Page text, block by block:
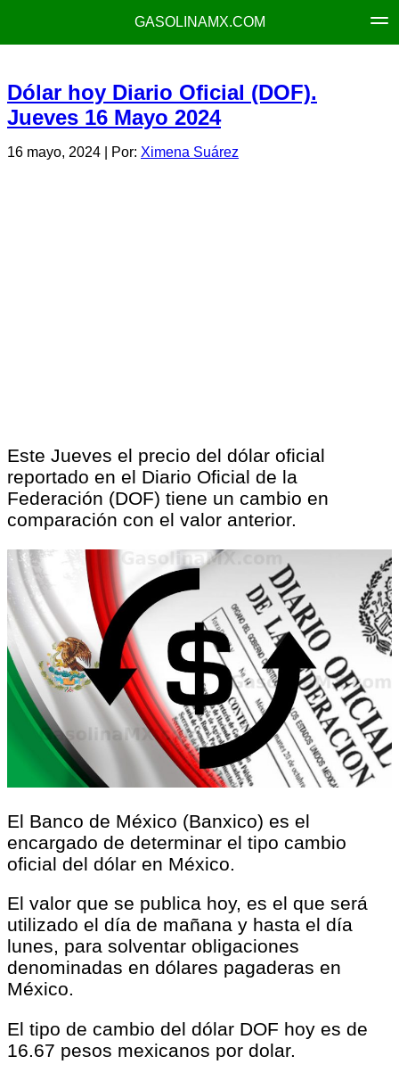
GASOLINAMX.COM
Dólar hoy Diario Oficial (DOF).
Jueves 16 Mayo 2024
16 mayo, 2024 | Por: Ximena Suárez
Este Jueves el precio del dólar oficial
reportado en el Diario Oficial de la
Federación (DOF) tiene un cambio en
comparación con el valor anterior.
El Banco de México (Banxico) es el
encargado de determinar el tipo cambio
oficial del dólar en México.
El valor que se publica hoy, es el que será
utilizado el día de mañana y hasta el día
lunes, para solventar obligaciones
denominadas en dólares pagaderas en
México.
El tipo de cambio del dólar DOF hoy es de
16.67 pesos mexicanos por dolar.